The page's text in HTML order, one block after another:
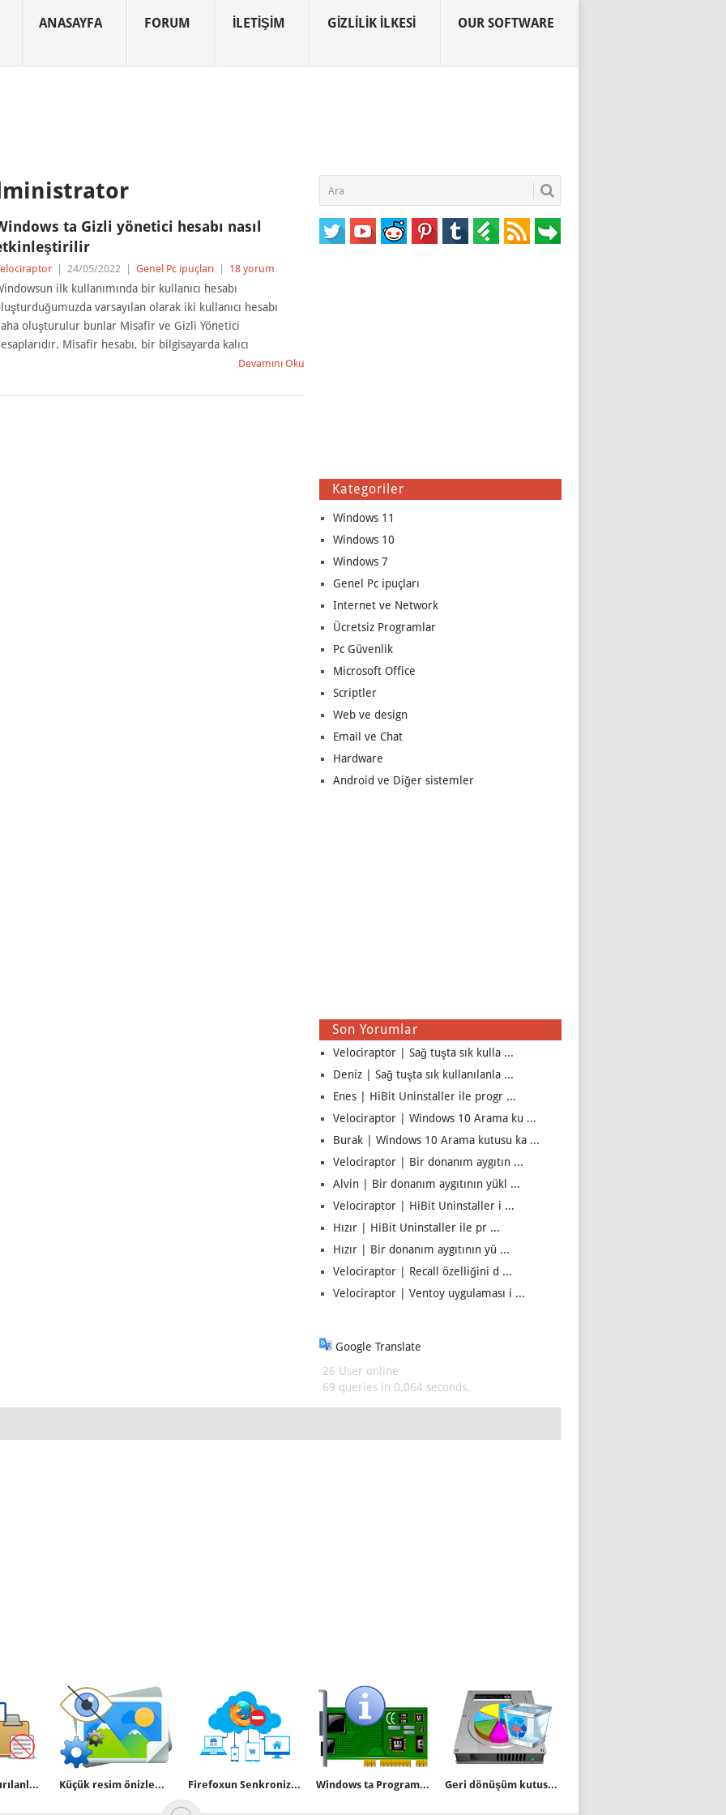
ANASAYFA FORUM İLETIŞIM GIZLILIK İLKESI OUR SOFTWARE
ta Gizli yönetici hesabı nasıl
24/05/2022 Genel Pc ipuçları 18 yorum
ilk kullanımında bir kullanıcı hesabı
varsayılan olarak iki kullanıcı hesabı
oluşturulur bunlar Misafir ve Gizli Yönetici
Misafir hesabı, bir bilgisayarda kalıcı
Devamını Oku
Kategoriler
Windows 11
Windows 10
Windows 7
Genel Pc ipuçları
Internet ve Network
Ücretsiz Programlar
Pc Güvenlik
Microsoft Office
Scriptler
Web ve design
Email ve Chat
Hardware
Android ve Diğer sistemler
Son Yorumlar
Velociraptor | Sağ tuşta sık kulla ...
Deniz | Sağ tuşta sık kullanılanla ...
Enes | HiBit Uninstaller ile progr ...
Velociraptor | Windows 10 Arama ku ...
Burak | Windows 10 Arama kutusu ka ...
Velociraptor | Bir donanım aygıtın ...
Alvin | Bir donanım aygıtının yükl ...
Velociraptor | HiBit Uninstaller i ...
Hızır | HiBit Uninstaller ile pr ...
Hızır | Bir donanım aygıtının yü ...
Velociraptor | Recall özelliğini d ...
Velociraptor | Ventoy uygulaması i ...
Google Translate
26 User online
69 queries in 0,064 seconds.
Word a yapıştırılanlar düz metin şeklini alsın Küçük resim önizlemesi nasıl devre dışı bırakılır Firefoxun Senkronizasyon özelliğini kapatalım Windows ta Programsız donanım bilgisi Geri dönüşüm kutusundaki çöp nekadar yer kaplıyor